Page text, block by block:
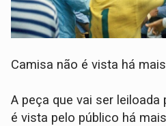
Camisa não é vista há
A peça que vai ser
é vista pelo público há